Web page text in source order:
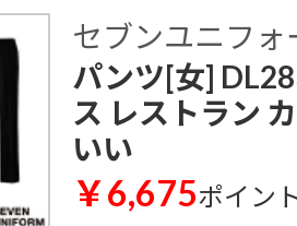
セブンユニフォ
パンツ[女]
ス レストラン
いい
￥6,675ポイン